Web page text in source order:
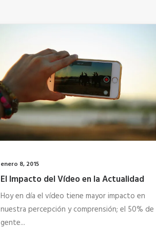
enero 8, 2015
El Impacto del Vídeo en la Actualidad
Hoy en día el vídeo tiene mayor impacto en
nuestra percepción y comprensión; el 50% de
gente...